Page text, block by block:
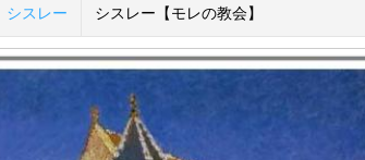
シスレー シスレー【モレの教会】